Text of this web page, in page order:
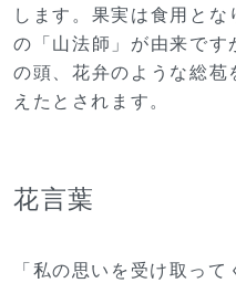
します。果実は食用と
の「山法師」が由来で
の頭、花弁のような総苞
えたとされます。
花言葉
「私の思いを受け取っ